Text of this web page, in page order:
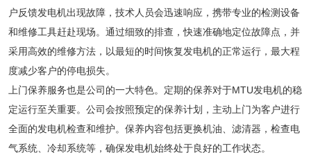
户反馈发电机出现故障，技术人员会迅速响应，携带专业的检测设备
和维修工具赶赴现场。通过细致的排查，快速准确地定位故障点，并
采用高效的维修方法，以最短的时间恢复发电机的正常运行，最大程
度减少客户的停电损失。
上门保养服务也是公司的一大特色。定期的保养对于MTU发电机的稳
定运行至关重要。公司会按照预定的保养计划，主动上门为客户进行
全面的发电机检查和维护。保养内容包括更换机油、滤清器，检查电
气系统、冷却系统等，确保发电机始终处于良好的工作状态。